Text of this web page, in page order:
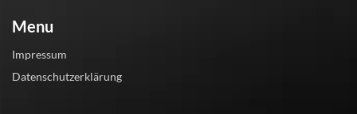
Menu
Impressum
Datenschutzerklärung